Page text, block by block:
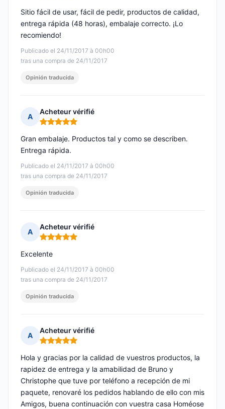
Publicado el 24/11/2017 à 00h00
tras una compra de 24/11/2017
Sitio fácil de usar, fácil de pedir, productos de calidad,
entrega rápida (48 horas), embalaje correcto. ¡Lo
recomiendo!
Opinión traducida
A
Acheteur vérifié
Nota: 5 de 5
Publicado el 24/11/2017 à 00h00
tras una compra de 24/11/2017
Gran embalaje. Productos tal y como se describen.
Entrega rápida.
Opinión traducida
A
Acheteur vérifié
Nota: 5 de 5
Publicado el 24/11/2017 à 00h00
tras una compra de 24/11/2017
Excelente
Opinión traducida
A
Acheteur vérifié
Nota: 5 de 5
Hola y gracias por la calidad de vuestros productos, la
rapidez de entrega y la amabilidad de Bruno y
Christophe que tuve por teléfono a recepción de mi
paquete, renovaré los pedidos hablando de ello con mis
Amigos, buena continuación con vuestra casa Homéose